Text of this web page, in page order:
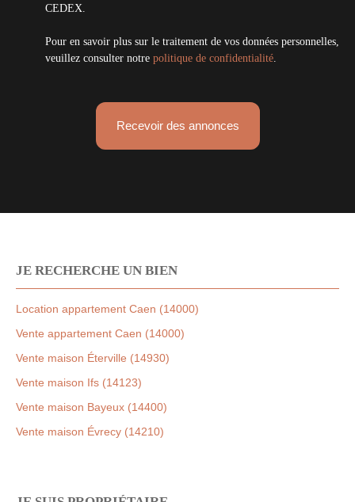
CEDEX.
Pour en savoir plus sur le traitement de vos données personnelles,
veuillez consulter notre politique de confidentialité
Recevoir des annonces
JE RECHERCHE UN BIEN
Location appartement Caen (14000)
Vente appartement Caen (14000)
Vente maison Éterville (14930)
Vente maison Ifs (14123)
Vente maison Bayeux (14400)
Vente maison Évrecy (14210)